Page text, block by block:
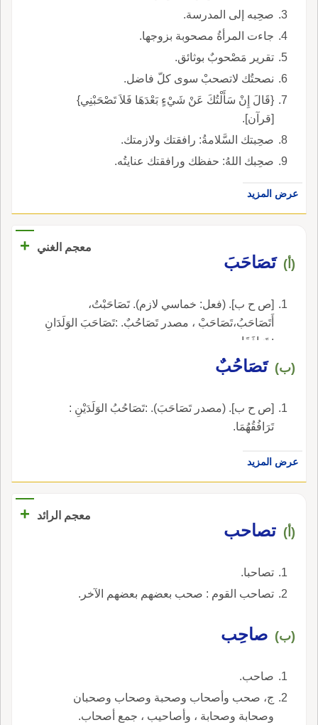
صحِبه إلى المدرسة.
جاءت المرأةُ مصحوبة بزوجها.
تقرير مَصْحوبٌ بوثائق.
نصحتُك لاتصحبْ سوى كلّ فاضل.
{قَالَ إِنْ سَأَلْتُكَ عَنْ شَيْءٍ بَعْدَهَا فَلاَ تَصْحَبْنِي}
[قرآن].
صحِبتك السَّلامةُ: رافقتك ولازمتك.
صحِبك اللهُ: حفظك ورافقتك عنايتُه.
عرض المزيد
معجم الغني +
(أ) تَصَاحَبَ
[ص ح ب]. (فعل: خماسي لازم). تَصَاحَبْتُ،
أَتَصَاحَبُ،تَصَاحَبْ ، مصدر تَصَاحُبٌ. :تَصَاحَبَ الوَلَدَانِ
: تَرَافَقَا.
(ب) تَصَاحُبٌ
[ص ح ب]. (مصدر تَصَاحَبَ). :تَصَاحُبُ الوَلَدَيْنِ :
تَرَافُقُهُمَا.
عرض المزيد
معجم الرائد +
(أ) تصاحب
تصاحبا.
تصاحب القوم : صحب بعضهم بعضهم الآخر.
(ب) صاحِب
صاحب.
ج، صحب وأصحاب وصحبة وصحاب وصحبان
وصحابة وصحابة ، وأصاحيب ، جمع أصحاب.